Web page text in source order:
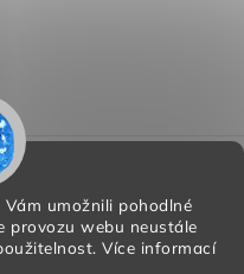
umožnili pohodlné
provozu webu neustále
Více informací
údajů